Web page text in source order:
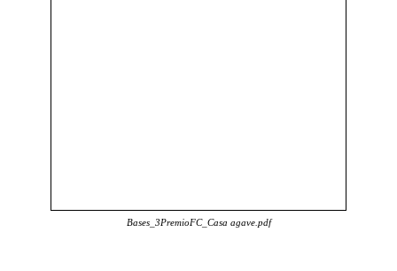
Bases_3PremioFC_Casa agave.pdf